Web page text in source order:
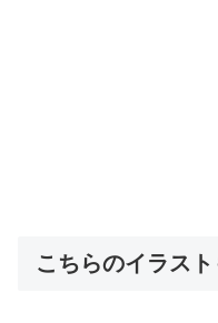
こちらのイラス